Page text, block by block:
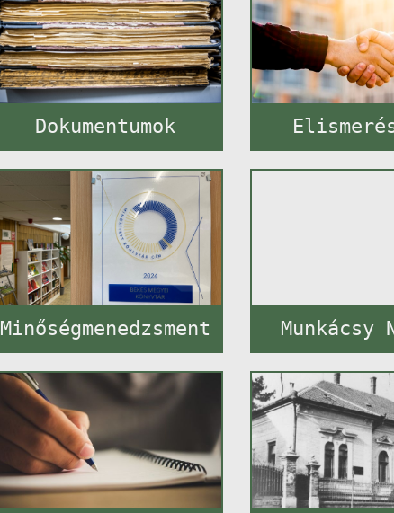
Dokumentumok
Minőségmenedzsment Munkácsy